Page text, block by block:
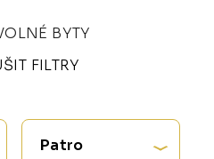
BYTY
FILTRY
Patro